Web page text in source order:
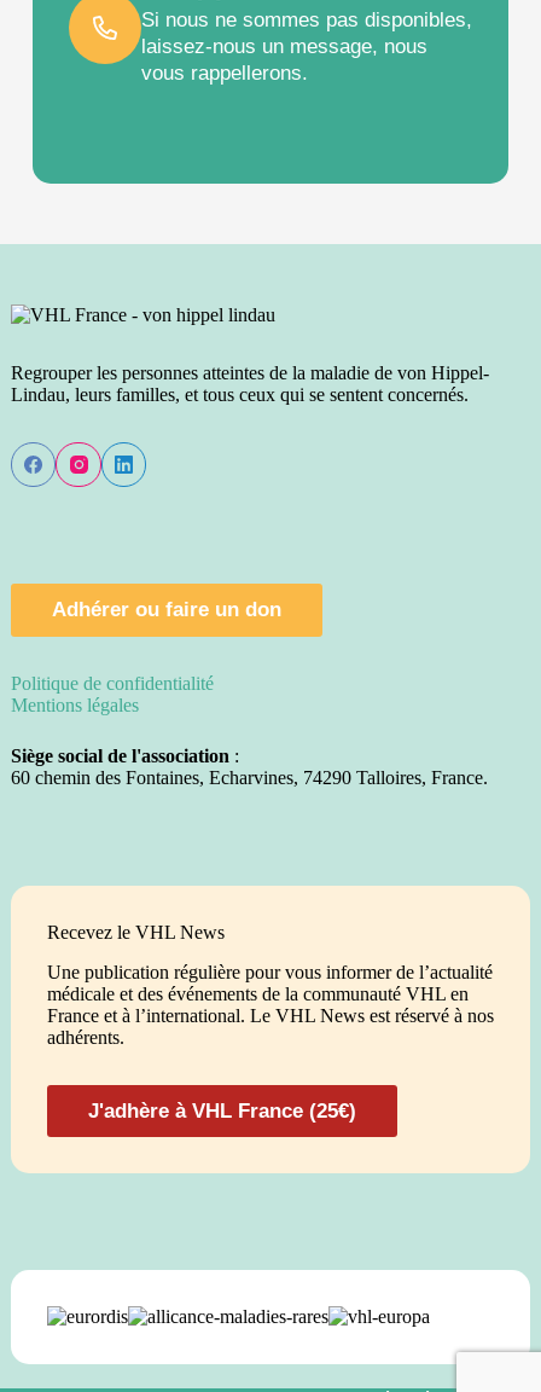
Si nous ne sommes pas disponibles,
laissez-nous un message, nous
vous rappellerons.
Regrouper les personnes atteintes de la maladie de von Hippel-
Lindau, leurs familles, et tous ceux qui se sentent concernés.
Adhérer ou faire un don
Politique de confidentialité
Mentions légales
Siège social de l'association :
60 chemin des Fontaines, Echarvines, 74290 Talloires, France.
Recevez le VHL News
Une publication régulière pour vous informer de l’actualité
médicale et des événements de la communauté VHL en
France et à l’international. Le VHL News est réservé à nos
adhérents.
J'adhère à VHL France (25€)